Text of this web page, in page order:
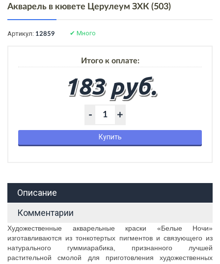
Акварель в кювете Церулеум ЗХК (503)
Артикул: 12859 ✔ Много
Итого к оплате:
183 руб.
+
-
Купить
Описание
Комментарии
Художественные акварельные краски «Белые Ночи»
изготавливаются из тонкотертых пигментов и связующего из
натурального гуммиарабика, признанного лучшей
растительной смолой для приготовления художественных